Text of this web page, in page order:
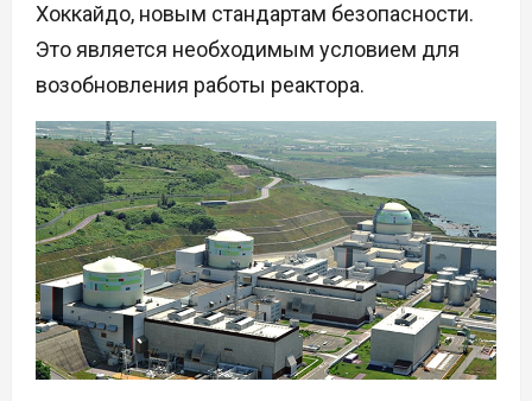
Хоккайдо, новым стандартам безопасности.
Это является необходимым условием для
возобновления работы реактора.